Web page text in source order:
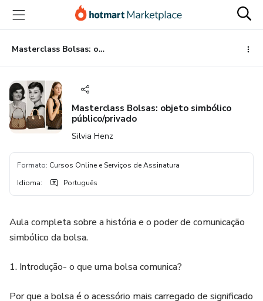
para
conteúdo
principal
para
pagamento
para
rodapé
Masterclass Bolsas: objeto simbólico público/privado
Masterclass Bolsas: objeto simbólico
público/privado
Silvia Henz
Formato: Cursos Online e Serviços de Assinatura
Idioma: Português
Aula completa sobre a história e o poder de comunicação
simbólico da bolsa.
1. Introdução- o que uma bolsa comunica?
Por que a bolsa é o acessório mais carregado de significado